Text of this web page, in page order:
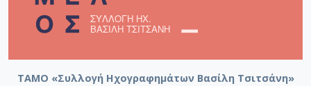
ΤΑΜΟ «Συλλογή Ηχογραφημάτων Βασίλη Τσιτσάνη»